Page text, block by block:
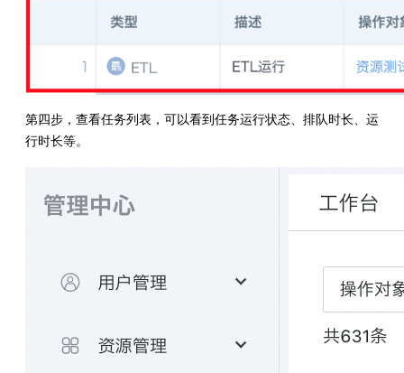
第四步，查看任务列表，可以看到任务运行状态、排队时长、运
行时长等。